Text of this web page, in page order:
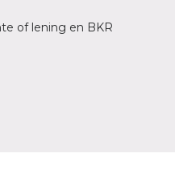
of lening en BKR